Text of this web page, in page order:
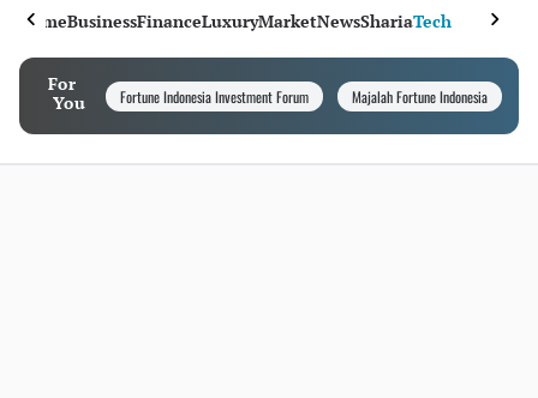
HomeBusinessFinanceLuxuryMarketNewsShariaTech
For
You
Fortune Indonesia Investment Forum Majalah Fortune Indonesia